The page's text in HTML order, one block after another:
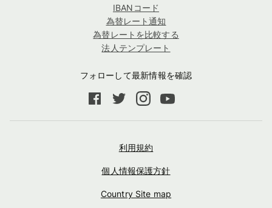
IBANコード
為替レート通知
為替レートを比較する
法人テンプレート
フォローして最新情報を確認
利用規約
個人情報保護方針
Country Site map